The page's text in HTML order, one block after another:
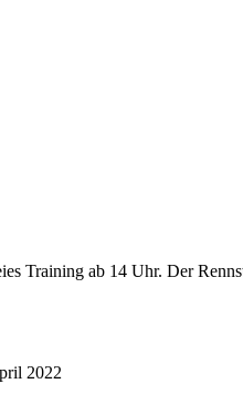
Training ab 14 Uhr. Der
2022